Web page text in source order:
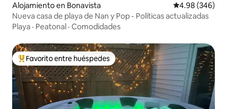
Alojamiento en Bonavista Calificación
4.98 (346)
Nueva casa de playa de Nan y Pop - Políticas actualizadas
Playa · Peatonal · Comodidades
Favorito entre huéspedes preferido
Favorito entre huéspedes